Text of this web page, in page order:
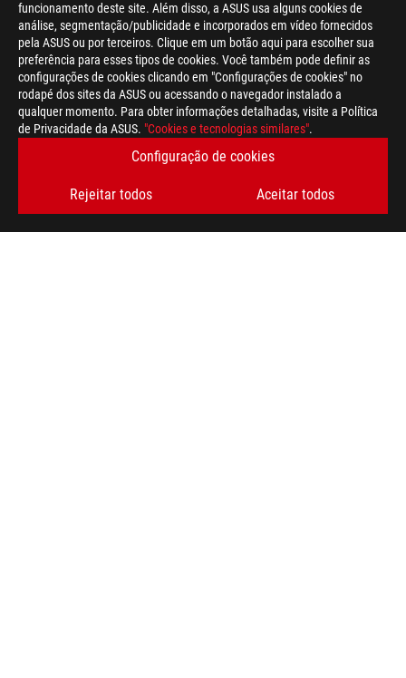
funcionamento deste site. Além disso, a ASUS usa alguns cookies de
análise, segmentação/publicidade e incorporados em vídeo fornecidos
pela ASUS ou por terceiros. Clique em um botão aqui para escolher sua
preferência para esses tipos de cookies. Você também pode definir as
configurações de cookies clicando em "Configurações de cookies" no
rodapé dos sites da ASUS ou acessando o navegador instalado a
qualquer momento. Para obter informações detalhadas, visite a Política
de Privacidade da ASUS. "Cookies e tecnologias similares".
Configuração de cookies
Rejeitar todos Aceitar todos
Disclaimer
Os produtos certificados pela Federal Communications
Canadá. Visite os sites da ASUS EUA e da ASUS Canadá
Todas as especificações estão sujeitas a alterações sem
Produtos podem não estar disponíveis em todos os mercados.
As especificações e os recursos variam de acordo com o
especificações para obter detalhes completos.
As cores de PCB e as versões de software incluídas estão
Salvo indicação contrária, todas as reivindicações de
podem variar em situações do mundo real.
A velocidade de transferência real do USB 3.0, 3.1, 3.2 e / ou